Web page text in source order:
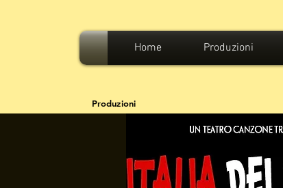
Home Produzioni
Produzioni